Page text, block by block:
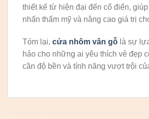
thiết kế từ hiện đại đến cổ điển,
nhấn thẩm mỹ và nâng cao giá trị
Tóm lại, cửa nhôm vân gỗ là sự
hảo cho những ai yêu thích vẻ đẹp
cần độ bền và tính năng vượt trội